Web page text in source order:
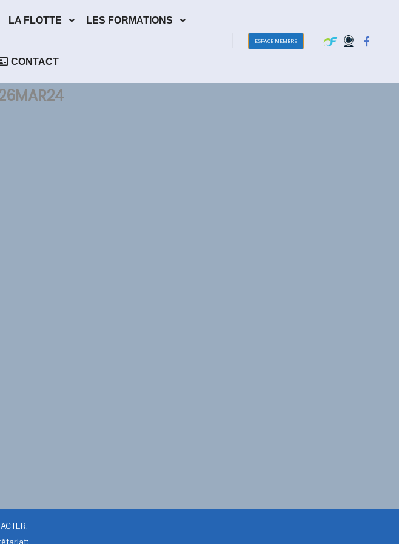
LA FLOTTE LES FORMATIONS
CONTACT
ESPACE MEMBRE